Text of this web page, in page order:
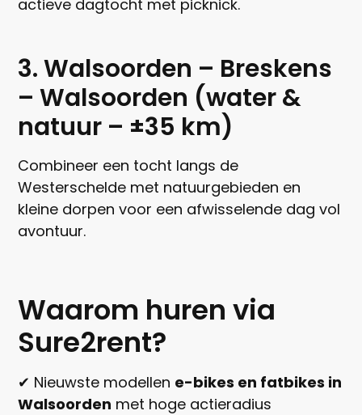
actieve dagtocht met picknick.
3. Walsoorden – Breskens
– Walsoorden (water &
natuur – ±35 km)
Combineer een tocht langs de
Westerschelde met natuurgebieden en
kleine dorpen voor een afwisselende dag vol
avontuur.
Waarom huren via
Sure2rent?
✔ Nieuwste modellen e-bikes en fatbikes in
Walsoorden met hoge actieradius